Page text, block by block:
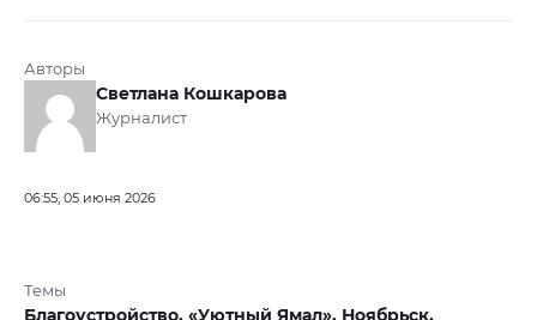
Авторы
Светлана Кошкарова
Журналист
06:55, 05 июня 2026
Темы
Благоустройство, «Уютный Ямал», Ноябрьск,